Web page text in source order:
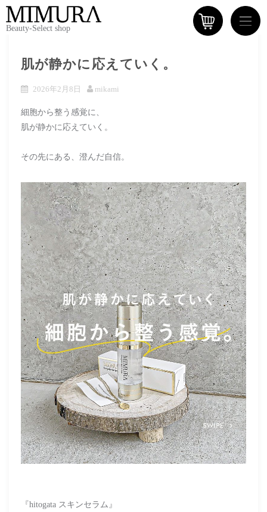
Beauty-Select shop
肌が静かに応えていく。
2026年2月8日 mikami
細胞から整う感覚に、
肌が静かに応えていく。
その先にある、澄んだ自信。
『hitogata スキンセラム』